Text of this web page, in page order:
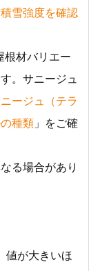
雪強度を確認
根材バリエー
。サニージュ
ージュ（テラ
種類 」をご確
る場合があり
値が大きいほ